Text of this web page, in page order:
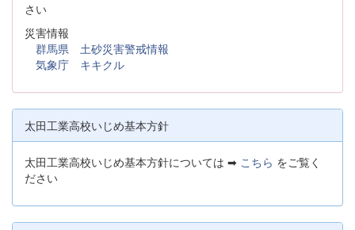
さい
災害情報
群馬県 土砂災害警戒情報
気象庁 キキクル
太田工業高校いじめ基本方針
太田工業高校いじめ基本方針については ➡ こちら をご覧く
ださい